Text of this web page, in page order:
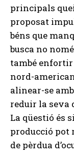
principals
proposat
béns que
busca no
també
nord-
alinear-se
reduir la seva
La qüestió és
producció pot
de pèrdua